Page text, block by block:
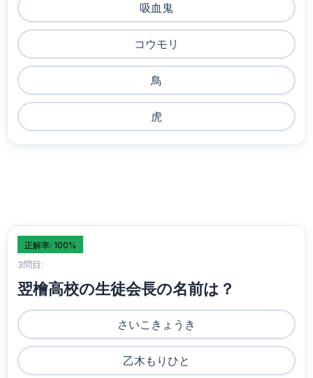
吸血鬼
コウモリ
鳥
虎
正解率: 100%
3問目:
翌檜高校の生徒会長の名前は？
さいこきょうき
乙木もりひと